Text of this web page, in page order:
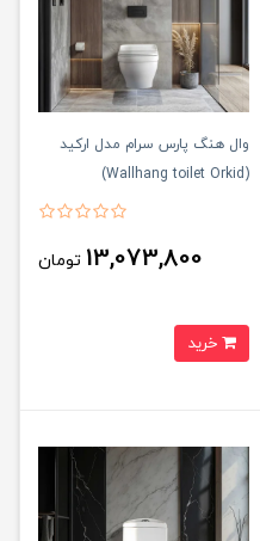
وال هنگ پارس سرام مدل ارکید
(Wallhang toilet Orkid)
13,073,800 تومان